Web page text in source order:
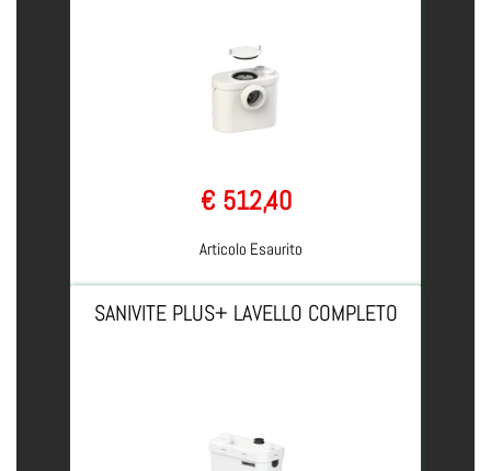
€ 512,40
Articolo Esaurito
SANIVITE PLUS+ LAVELLO COMPLETO